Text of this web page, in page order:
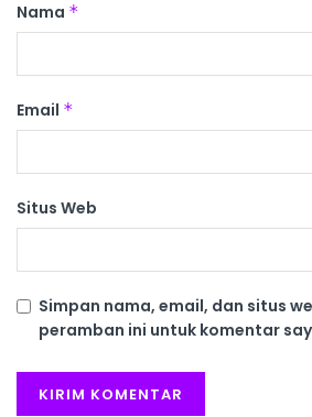
Nama *
Email *
Situs Web
Simpan nama, email, dan situs
peramban ini untuk komentar